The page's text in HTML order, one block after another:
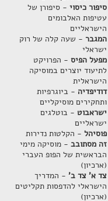
סיפור כיסוי- סיפורן של
עטיפות האלבומים
הישראליים
המגבר- שעה קלה של רוק
ישראלי
מפעל הפיס- הפרויקט
לתיעוד יוצרים במוסיקה
הישראלית
דודיפדיה - ביוגרפיות
ותחקירים מוסיקליים
ישראבוט - בוטלגים
ישראליים
פוסיהל- הקלטות נדירות
זה מסתובב- מוסיקה מימי
הבראשית של הפופ העברי
(ארכיון)
צד א' צד ב'- המדריך
הישראלי להדפסות תקליטים
(ארכיון)